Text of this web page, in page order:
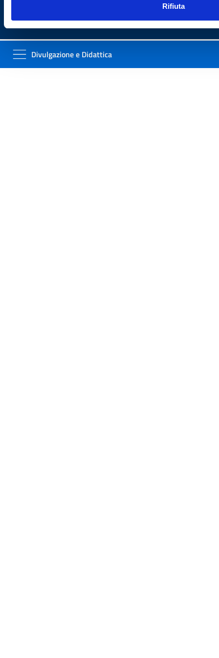
Rifiuta
(link esterno su sito AgID)
Feedback Accessibilità
Divulgazione e Didattica